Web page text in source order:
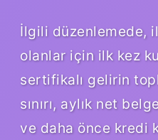
İlgili düzenlemede,
olanlar için ilk kez
sertifikalı gelirin
sınırı, aylık net
ve daha önce kredi